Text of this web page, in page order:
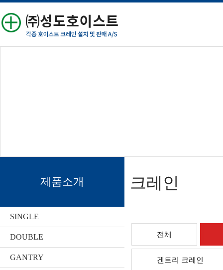
제품소개
SINGLE
DOUBLE
GANTRY
크레인
전체
겐트리 크레인